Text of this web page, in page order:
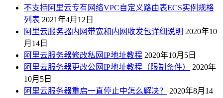
不支持阿里云专有网络VPC自定义路由表ECS实例规格
列表 2021年4月12日
阿里云服务器内网带宽和内网收发包详细说明 2020年10
月14日
阿里云服务器修改私网IP地址教程 2020年10月5日
阿里云服务器更改公网IP地址教程（限制条件）
2020年
10月5日
阿里云服务器重启一直停止中怎么解决？
2020年8月14